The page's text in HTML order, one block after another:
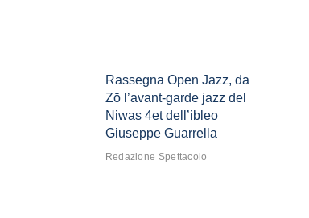
Rassegna Open Jazz, da
Zō l’avant-garde jazz del
Niwas 4et dell’ibleo
Giuseppe Guarrella
Redazione Spettacolo